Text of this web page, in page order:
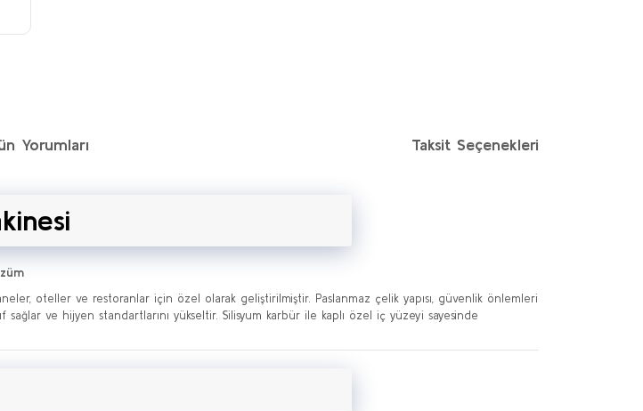
Yorumları Taksit Seçenekleri
oteller ve restoranlar için özel olarak geliştirilmiştir. Paslanmaz çelik yapısı, güvenlik önlemleri
ve hijyen standartlarını yükseltir. Silisyum karbür ile kaplı özel iç yüzeyi sayesinde